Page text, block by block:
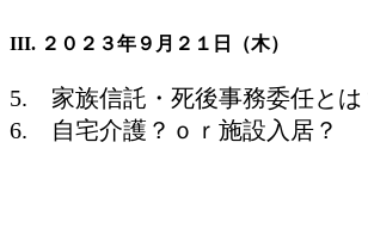
III. ２０２３年９月２１日（木）
5. 家族信託・死後事務委任と
6. 自宅介護？ｏｒ施設入居？